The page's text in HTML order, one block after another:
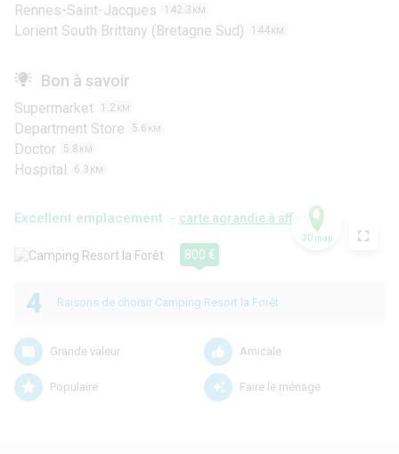
Rennes-Saint-Jacques 142.3 KM
Lorient South Brittany (Bretagne Sud) 144 KM
Bon à savoir
Supermarket 1.2 KM
Department Store 5.6 KM
Doctor 5.8 KM
Hospital 6.3 KM
Excellent emplacement - carte agrandie à afficher
800 €
3D map
4 Raisons de choisir Camping Resort la Forêt
Grande valeur Amicale
Populaire Faire le ménage